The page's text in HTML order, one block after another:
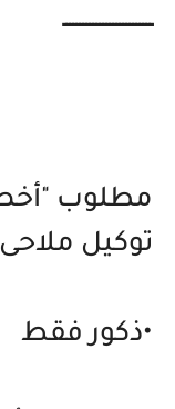
ـــــــــــــــــــــــــــ
مطلوب
توكيل
•ذكور فقط